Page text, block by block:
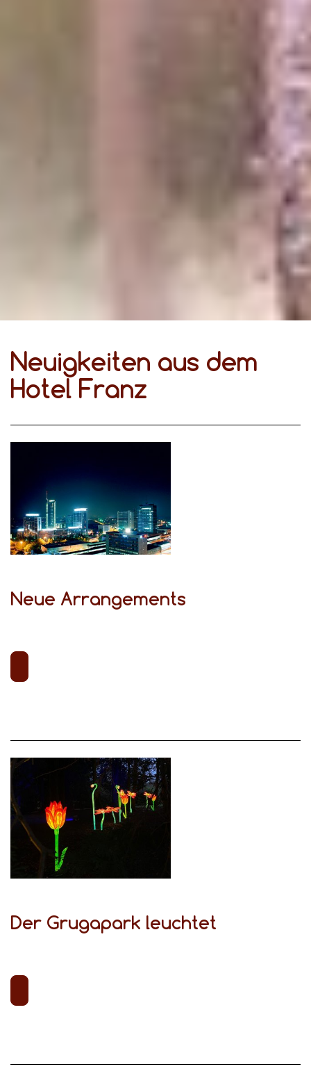
Neuigkeiten aus dem
Hotel Franz
Neue Arrangements
Der Grugapark leuchtet